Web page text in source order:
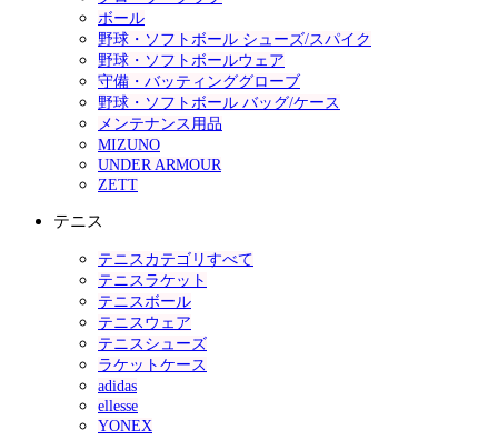
ボール
野球・ソフトボール シューズ/スパイク
野球・ソフトボールウェア
守備・バッティンググローブ
野球・ソフトボール バッグ/ケース
メンテナンス用品
MIZUNO
UNDER ARMOUR
ZETT
テニス
テニスカテゴリすべて
テニスラケット
テニスボール
テニスウェア
テニスシューズ
ラケットケース
adidas
ellesse
YONEX